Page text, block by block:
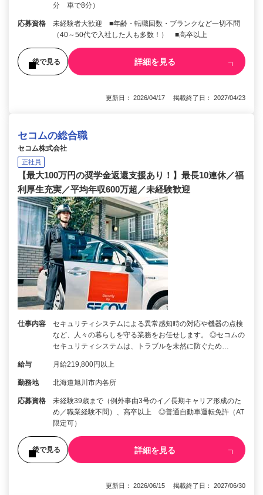
分 車で8分）
応募資格
未経験者大歓迎 ■年齢・転職回数・ブランクなど一切不問
（40～50代で入社した人も多数！） ■高卒以上
後で見る 詳細を見る
更新日： 2026/04/17 掲載終了日： 2027/04/23
セコムの総合職
セコム株式会社
正社員
【最大100万円の奨学金返還支援あり！】最長10連休／福
利厚生充実／平均年収600万超／未経験歓迎
仕事内容
セキュリティシステムによる異常感知時の対応や機器の点検
など、人々の暮らしを守る業務をお任せします。 ◎セコムの
セキュリティシステムは、トラブルを未然に防ぐため…
給与 月給219,800円以上
勤務地 北海道旭川市内各所
応募資格
未経験39歳まで（例外事由3号のイ／長期キャリア形成のた
め／職業経験不問）、高卒以上 ◎普通自動車運転免許（AT
限定可）
後で見る 詳細を見る
更新日： 2026/06/15 掲載終了日： 2027/06/30